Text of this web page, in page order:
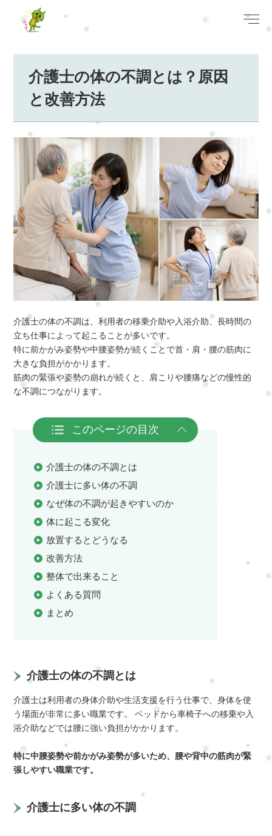
介護士の体の不調とは？原因
と改善方法
介護士の体の不調は、利用者の移乗介助や入浴介助、長時間の
立ち仕事によって起こることが多いです。
特に前かがみ姿勢や中腰姿勢が続くことで首・肩・腰の筋肉に
大きな負担がかかります。
筋肉の緊張や姿勢の崩れが続くと、肩こりや腰痛などの慢性的
な不調につながります。
このページの目次
介護士の体の不調とは
介護士に多い体の不調
なぜ体の不調が起きやすいのか
体に起こる変化
放置するとどうなる
改善方法
整体で出来ること
よくある質問
まとめ
介護士の体の不調とは
介護士は利用者の身体介助や生活支援を行う仕事で、身体を使
う場面が非常に多い職業です。 ベッドから車椅子への移乗や入
浴介助などでは腰に強い負担がかかります。
特に中腰姿勢や前かがみ姿勢が多いため、腰や背中の筋肉が緊
張しやすい職業です。
介護士に多い体の不調